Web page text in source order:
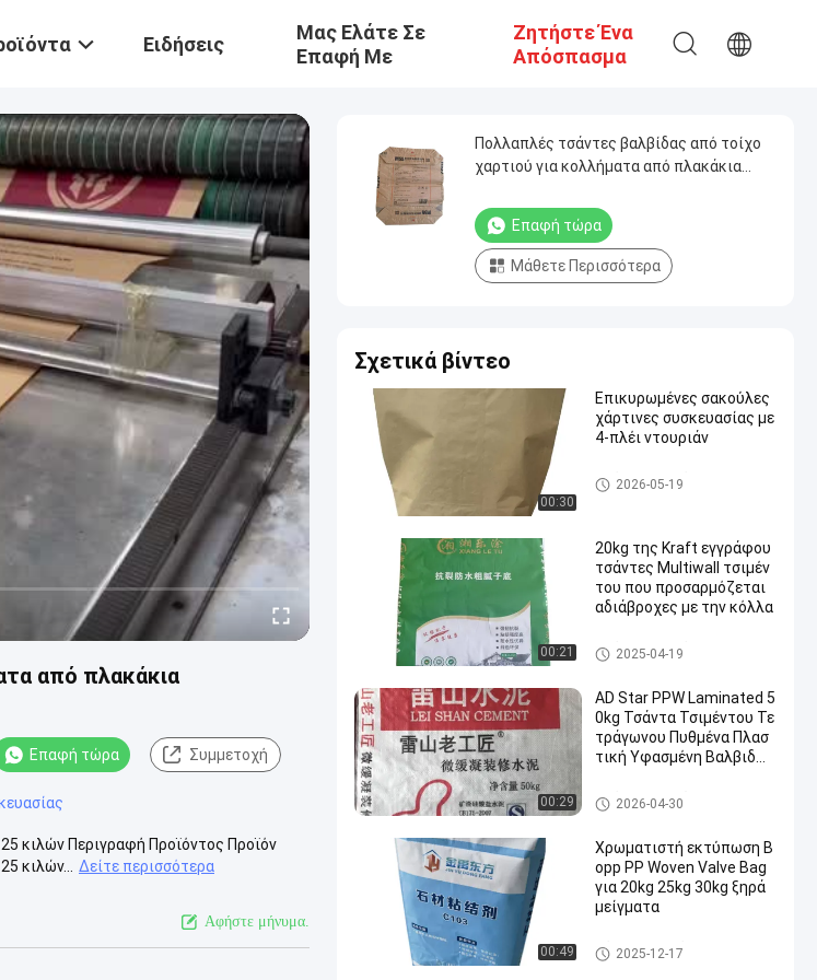
Ειδήσεις
Μας Ελάτε Σε
Επαφή Με
Ζητήστε Ένα
Απόσπασμα
από πλακάκια
Επαφή τώρα Συμμετοχή
κιλών Περιγραφή Προϊόντος Προϊόν
κιλών...
Δείτε περισσότερα
Αφήστε μήνυμα.
Πολλαπλές τσάντες βαλβίδας από τοίχο
χαρτιού για κολλήματα από πλακάκια
Επαφή τώρα
Μάθετε Περισσότερα
Σχετικά βίντεο
00:30
Επικυρωμένες σακούλες
χάρτινες συσκευασίας με
4-πλέι ντουριάν
Τσάντες εγγράφου Multiwall
2026-05-19
00:21
20kg της Kraft εγγράφου
τσάντες Multiwall τσιμέν
του που προσαρμόζεται
αδιάβροχες με την κόλλα
Τσάντες εγγράφου Multiwall
2025-04-19
00:29
AD Star PPW Laminated 5
0kg Τσάντα Τσιμέντου Τε
τράγωνου Πυθμένα Πλασ
τική Υφασμένη Βαλβιδωτ
Τσάντες τσιμέντου PP
2026-04-30
00:49
Χρωματιστή εκτύπωση B
opp PP Woven Valve Bag
για 20kg 25kg 30kg ξηρά
μείγματα
Σάκοι για ξηρά μείγματα
2025-12-17